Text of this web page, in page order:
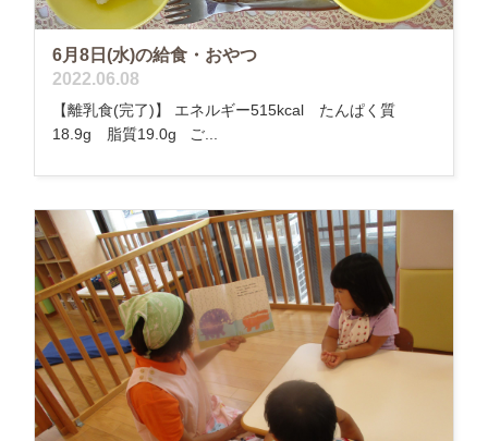
6月8日(水)の給食・おやつ
2022.06.08
【離乳食(完了)】 エネルギー515kcal たんぱく質
18.9g 脂質19.0g ご...